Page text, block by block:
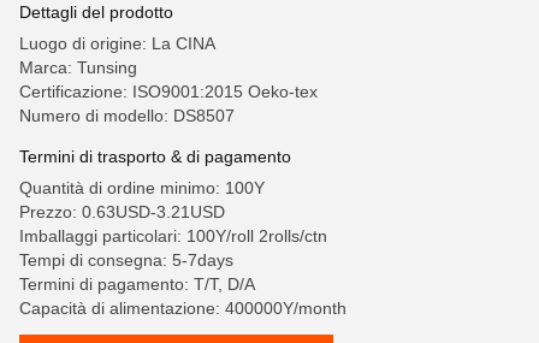
Dettagli del prodotto
Luogo di origine: La CINA
Marca: Tunsing
Certificazione: ISO9001:2015 Oeko-tex
Numero di modello: DS8507
Termini di trasporto & di pagamento
Quantità di ordine minimo: 100Y
Prezzo: 0.63USD-3.21USD
Imballaggi particolari: 100Y/roll 2rolls/ctn
Tempi di consegna: 5-7days
Termini di pagamento: T/T, D/A
Capacità di alimentazione: 400000Y/month